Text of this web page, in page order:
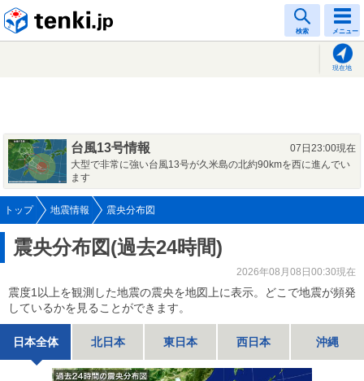
検索 メニュー
現在地
台風13号情報
07日23:00現在
大型で非常に強い台風13号が久米島の北約90kmを西に進んでい
ます
トップ 地震情報 震央分布図
震央分布図(過去24時間)
2026年08月08日00:30現在
震度1以上を観測した地震の震央を地図上に表示。どこで地震が頻発
しているかを見ることができます。
日本全体 北日本 東日本 西日本 沖縄